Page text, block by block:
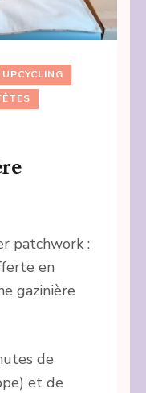
patchwork :
en
gazinière
de
et de